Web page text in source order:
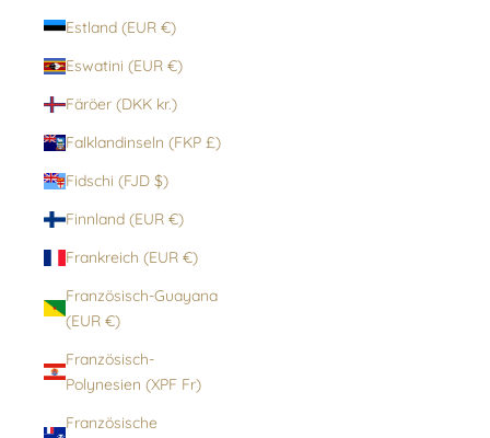
Estland (EUR €)
Eswatini (EUR €)
Färöer (DKK kr.)
Falklandinseln (FKP £)
Fidschi (FJD $)
Finnland (EUR €)
Frankreich (EUR €)
Französisch-Guayana
(EUR €)
Französisch-
Polynesien (XPF Fr)
Französische